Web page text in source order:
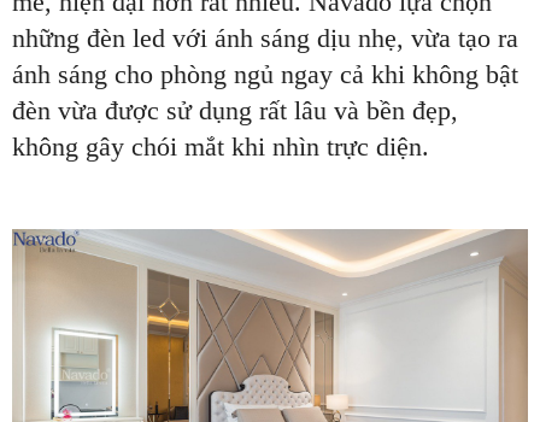
những đèn led với ánh sáng dịu nhẹ, vừa tạo ra
ánh sáng cho phòng ngủ ngay cả khi không bật
đèn vừa được sử dụng rất lâu và bền đẹp,
không gây chói mắt khi nhìn trực diện.